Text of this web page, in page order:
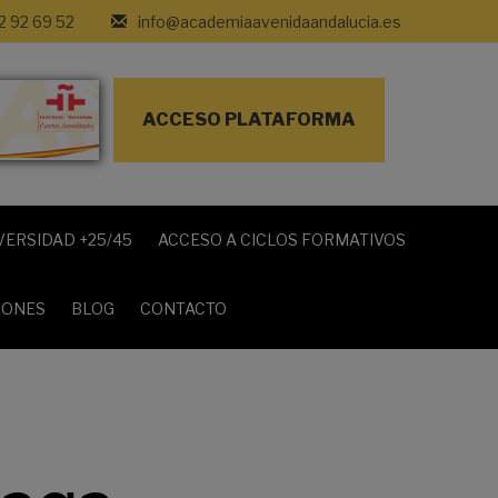
info@academiaavenidaandalucia.es
92 69 52
ACCESO PLATAFORMA
+25/45 ACCESO A CICLOS FORMATIVOS
BLOG CONTACTO